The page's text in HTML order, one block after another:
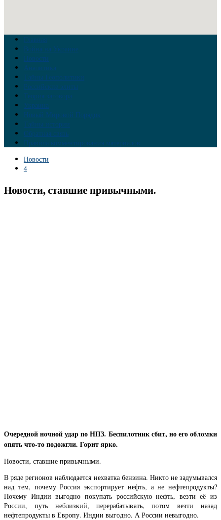
Главная
Война на Украине
Новости
Аналитика
Тайны Геополитики
Российские элиты
Теория заговора
Украина
Новый Мировой Порядок
Тайны истории
Обратная связь
Правила комментирования материалов
Новости
4
Новости, ставшие привычными.
Очередной ночной удар по НПЗ. Беспилотник сбит, но его обломки
опять что-то подожгли. Горит ярко.
Новости, ставшие привычными.
В ряде регионов наблюдается нехватка бензина. Никто не задумывался
над тем, почему Россия экспортирует нефть, а не нефтепродукты?
Почему Индии выгодно покупать российскую нефть, везти её из
России, путь неблизкий, перерабатывать, потом везти назад
нефтепродукты в Европу. Индии выгодно. А России невыгодно.